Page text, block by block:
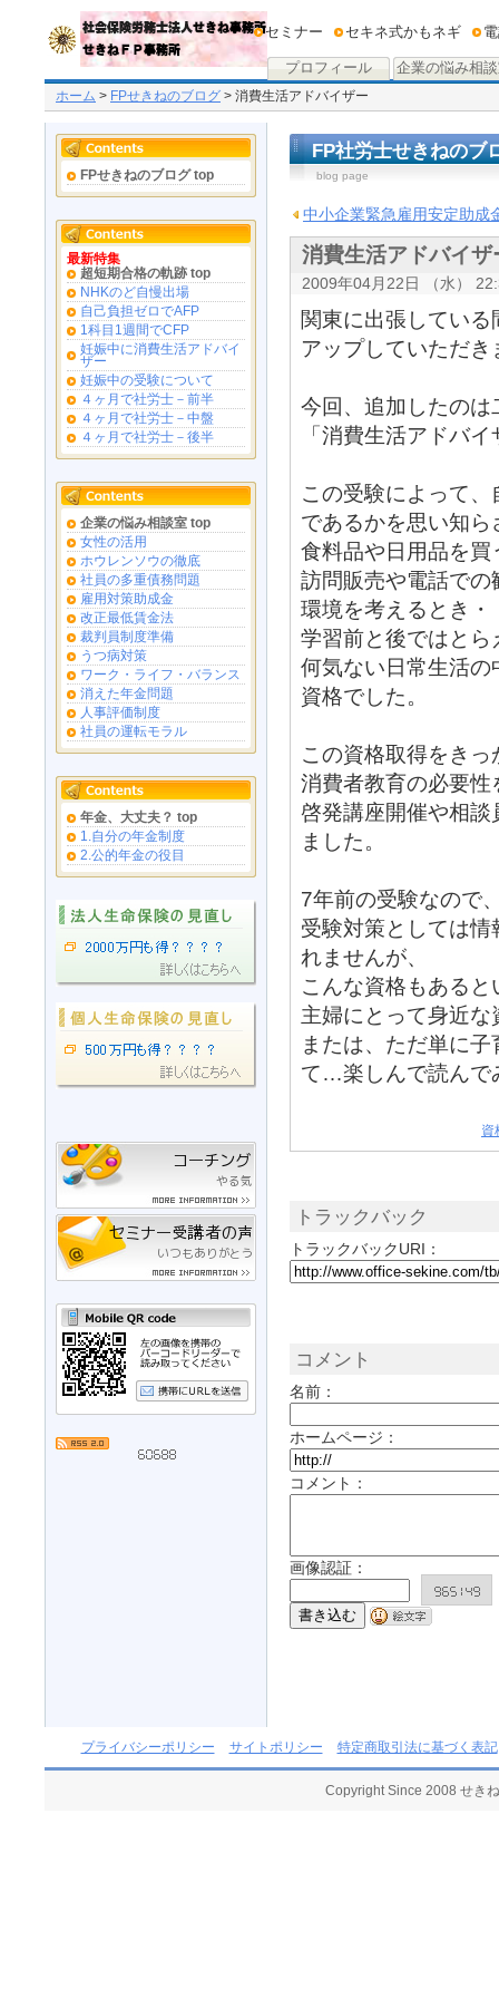
プロフィール 企業の悩み相
セミナー セキネ式かもネギ
ホーム > FPせきねのブログ > 消費生活アドバイザー
FPせきねのブログ top
最新特集
超短期合格の軌跡 top
NHKのど自慢出場
自己負担ゼロでAFP
1科目1週間でCFP
妊娠中に消費生活アドバイ
ザー
妊娠中の受験について
４ヶ月で社労士－前半
４ヶ月で社労士－中盤
４ヶ月で社労士－後半
企業の悩み相談室 top
女性の活用
ホウレンソウの徹底
社員の多重債務問題
雇用対策助成金
改正最低賃金法
裁判員制度準備
うつ病対策
ワーク・ライフ・バランス
消えた年金問題
人事評価制度
社員の運転モラル
年金、大丈夫？ top
1.自分の年金制度
2.公的年金の役目
FP社労士せきねのブ
blog page
中小企業緊急雇用安定助成
消費生活アドバイザ
2009年04月22日 （水）
関東に出張してい
アップしていただき
今回、追加したの
「消費生活アドバ
この受験によって
であるかを思い知ら
食料品や日用品を
訪問販売や電話で
環境を考えるとき・
学習前と後ではと
何気ない日常生活
資格でした。
この資格取得をきっ
消費者教育の必要性
啓発講座開催や相
ました。
7年前の受験なので
受験対策としては
れませんが、
こんな資格もあると
主婦にとって身近
または、ただ単に
て…楽しんで読んで
資
トラックバック
トラックバックURI：
コメント
名前：
ホームページ：
コメント：
画像認証：
プライバシーポリシー サイトポリシー 特定商取引法に基づく表記
Copyright Since 2008 せき